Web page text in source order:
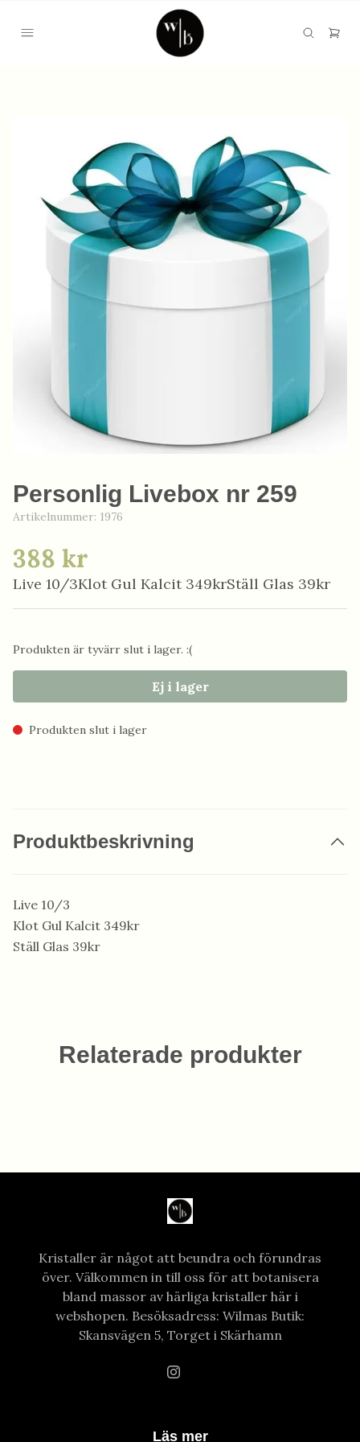
Personlig Livebox nr 259
Artikelnummer: 1976
388 kr
Live 10/3Klot Gul Kalcit 349krStäll Glas 39kr
Produkten är tyvärr slut i lager. :(
Ej i lager
Produkten slut i lager
Produktbeskrivning
Live 10/3
Klot Gul Kalcit 349kr
Ställ Glas 39kr
Relaterade produkter
Kristaller är något att beundra och förundras
över. Välkommen in till oss för att botanisera
bland massor av härliga kristaller här i
webshopen. Besöksadress: Wilmas Butik:
Skansvägen 5, Torget i Skärhamn
Läs mer